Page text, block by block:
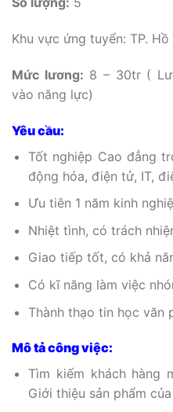
Khu vực ứng tuyển: TP. Hồ
Mức lương: 8 – 30tr (
vào năng lực)
Yêu cầu:
Tốt nghiệp Cao đẳng
động hóa, điện tử, IT,
Ưu tiên 1 năm kinh
Nhiệt tình, có trách
Giao tiếp tốt, có khả
Có kĩ năng làm việc
Thành thạo tin học văn
Mô tả công việc:
Tìm kiếm khách hàng
Giới thiệu sản phẩm